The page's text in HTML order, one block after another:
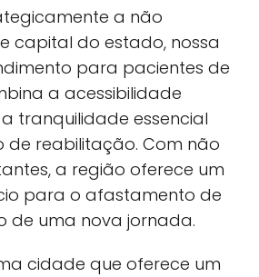
a não
capital do estado, nossa
para pacientes de
a acessibilidade
tranquilidade essencial
de reabilitação. Com não
a região oferece um
para o afastamento de
de uma nova jornada.
cidade que oferece um